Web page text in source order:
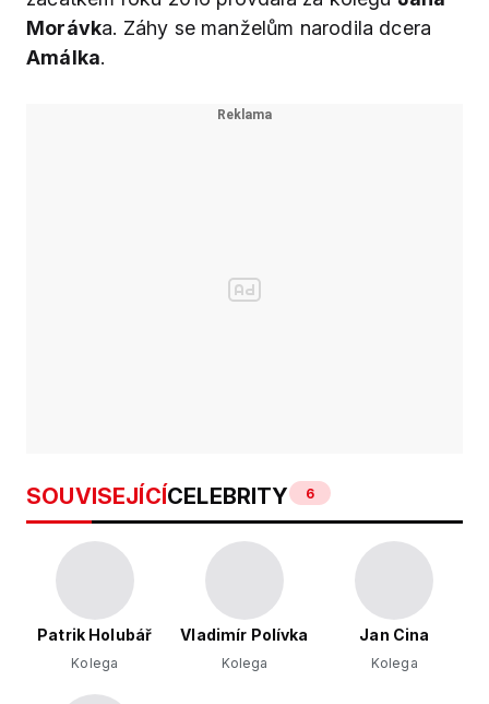
Morávka. Záhy se manželům narodila dcera
Amálka.
SOUVISEJÍCÍCELEBRITY 6
Patrik Holubář
Kolega
Vladimír Polívka
Kolega
Jan Cina
Kolega